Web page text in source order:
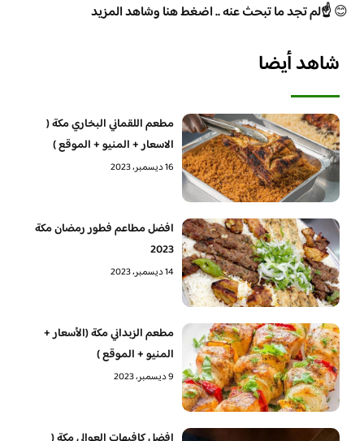
😊☝️لم تجد ما تبحث عنه .. اضغط هنا وشاهد المزيد
شاهد أيضا
مطعم اللقماني البخاري مكة (
الاسعار + المنيو + الموقع )
16 ديسمبر، 2023
افضل مطاعم فطور رمضان مكة
2023
14 ديسمبر، 2023
مطعم الزبداني مكة (الأسعار +
المنيو + الموقع )
9 ديسمبر، 2023